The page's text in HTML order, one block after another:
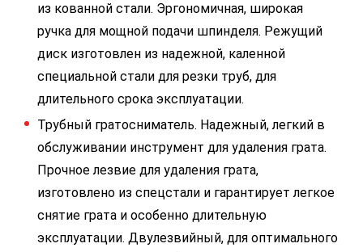
из кованной стали. Эргономичная, широкая
ручка для мощной подачи шпинделя. Режущий
диск изготовлен из надежной, каленной
специальной стали для резки труб, для
длительного срока эксплуатации.
Трубный гратосниматель. Надежный, легкий в
обслуживании инструмент для удаления грата.
Прочное лезвие для удаления грата,
изготовлено из спецстали и гарантирует легкое
снятие грата и особенно длительную
эксплуатации. Двулезвийный, для оптимального